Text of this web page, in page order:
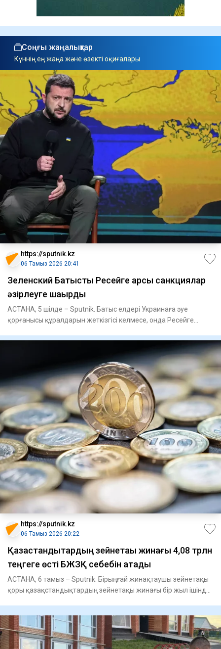
Соңғы жаңалықтар
Күннің ең жаңа және өзекті оқиғалары
https://sputnik.kz
06 Тамыз 2026 20:41
Зеленский Батысты Ресейге қарсы санкциялар
әзірлеуге шақырды
АСТАНА, 5 шілде – Sputnik. Батыс елдері Украинаға әуе
қорғанысы құралдарын жеткізгісі келмесе, онда Ресейге
https://sputnik.kz
06 Тамыз 2026 20:22
Қазақстандықтардың зейнетақы жинағы 4,08 трлн
теңгеге өсті БЖЗҚ себебін атады
АСТАНА, 6 тамыз – Sputnik. Бірыңғай жинақтаушы зейнетақы
қоры қазақстандықтардың зейнетақы жинағы бір жыл ішінде